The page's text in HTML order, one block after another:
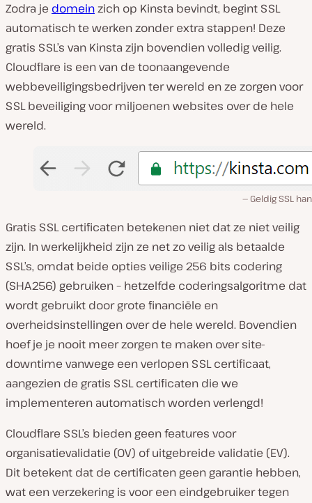
Zodra je domeinzich op Kinsta bevindt, begint SSL
automatisch te werken zonder extra stappen! Deze
gratis SSL’s van Kinsta zijn bovendien volledig veilig.
Cloudflare is een van de toonaangevende
webbeveiligingsbedrijven ter wereld en ze zorgen voor
SSL beveiliging voor miljoenen websites over de hele
wereld.
Geldig SSL
Gratis SSL certificaten betekenen niet dat ze niet veilig
zijn. In werkelijkheid zijn ze net zo veilig als betaalde
SSL’s, omdat beide opties veilige 256 bits codering
(SHA256) gebruiken – hetzelfde coderingsalgoritme dat
wordt gebruikt door grote financiële en
overheidsinstellingen over de hele wereld. Bovendien
hoef je je nooit meer zorgen te maken over site-
downtime vanwege een verlopen SSL certificaat,
aangezien de gratis SSL certificaten die we
implementeren automatisch worden verlengd!
Cloudflare SSL’s bieden geen features voor
organisatievalidatie (OV) of uitgebreide validatie (EV).
Dit betekent dat de certificaten geen garantie hebben,
wat een verzekering is voor een eindgebruiker tegen